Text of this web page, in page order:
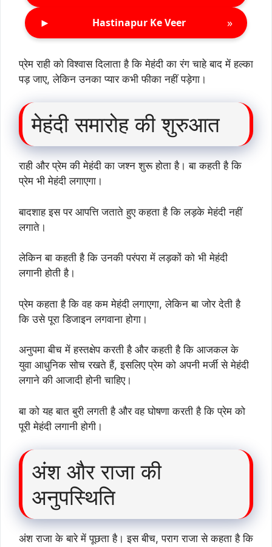
► Hastinapur Ke Veer »
प्रेम राही को विश्वास दिलाता है कि मेहंदी का रंग चाहे बाद में हल्का
पड़ जाए, लेकिन उनका प्यार कभी फीका नहीं पड़ेगा।
मेहंदी समारोह की शुरुआत
राही और प्रेम की मेहंदी का जश्न शुरू होता है। बा कहती है कि
प्रेम भी मेहंदी लगाएगा।
बादशाह इस पर आपत्ति जताते हुए कहता है कि लड़के मेहंदी नहीं
लगाते।
लेकिन बा कहती है कि उनकी परंपरा में लड़कों को भी मेहंदी
लगानी होती है।
प्रेम कहता है कि वह कम मेहंदी लगाएगा, लेकिन बा जोर देती है
कि उसे पूरा डिजाइन लगवाना होगा।
अनुपमा बीच में हस्तक्षेप करती है और कहती है कि आजकल के
युवा आधुनिक सोच रखते हैं, इसलिए प्रेम को अपनी मर्जी से मेहंदी
लगाने की आजादी होनी चाहिए।
बा को यह बात बुरी लगती है और वह घोषणा करती है कि प्रेम को
पूरी मेहंदी लगानी होगी।
अंश और राजा की
अनुपस्थिति
अंश राजा के बारे में पूछता है। इस बीच, पराग राजा से कहता है कि